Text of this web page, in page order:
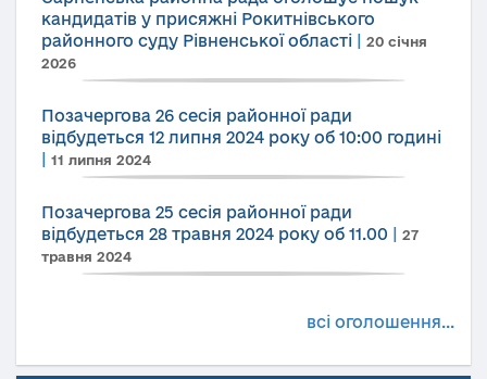
кандидатів у присяжні Рокитнівського
районного суду Рівненської області
20 січня
2026
Позачергова 26 сесія районної ради
відбудеться 12 липня 2024 року об 10:00 годині
11 липня 2024
Позачергова 25 сесія районної ради
відбудеться 28 травня 2024 року об 11.00
27
травня 2024
всі оголошення...